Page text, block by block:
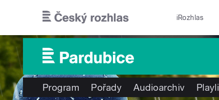
iRozhlas
Program Pořady Audioarchiv